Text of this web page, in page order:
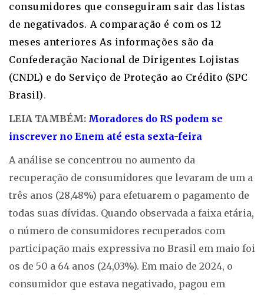
consumidores que conseguiram sair das listas
de negativados. A comparação é com os 12
meses anteriores As informações são da
Confederação Nacional de Dirigentes Lojistas
(CNDL) e do Serviço de Proteção ao Crédito (SPC
Brasil).
LEIA TAMBÉM: Moradores do RS podem se
inscrever no Enem até esta sexta-feira
A análise se concentrou no aumento da
recuperação de consumidores que levaram de um a
três anos (28,48%) para efetuarem o pagamento de
todas suas dívidas. Quando observada a faixa etária,
o número de consumidores recuperados com
participação mais expressiva no Brasil em maio foi
os de 50 a 64 anos (24,03%). Em maio de 2024, o
consumidor que estava negativado, pagou em